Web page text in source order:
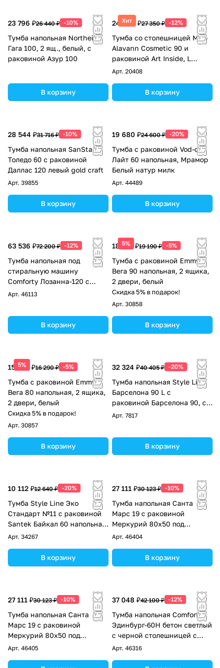
23 796 ₽26 440 ₽ -10%
Тумба напольная Northeis
Гага 100, 2 ящ., белый, с
раковиной Азур 100
В корзину
Хит
24 068 ₽27 350 ₽ -12%
Тумба со столешницей Мдф
Alavann Cosmetic 90 и
раковиной Art Inside, L
левая, корзина, под
Арт. 20408
В корзину
28 544 ₽31 716 ₽ -10%
Тумба напольная SanStar
Толедо 60 с раковиной
Даллас 120 левый gold craft
Арт. 39855
В корзину
19 680 ₽24 600 ₽ -20%
Тумба с раковиной Vod-ok
Лайт 60 напольная, Мрамор
Белый натур милк
Арт. 44489
В корзину
63 536 ₽72 200 ₽ -12%
Тумба напольная под
стиральную машину
Comforty Лозанна-120 с
графитовой столешницей с
Арт. 46113
В корзину
5%
18 231 ₽19 190 ₽ -5%
Тумба с раковиной Emmy
Вега 90 напольная, 2 ящика,
2 двери, белый
Скидка 5% в подарок!
Арт. 30858
В корзину
5%
15 476 ₽16 290 ₽ -5%
Тумба с раковиной Emmy
Вега 80 напольная, 2 ящика,
2 двери, белый
Скидка 5% в подарок!
Арт. 30857
В корзину
32 324 ₽40 405 ₽ -20%
Тумба напольная Style Line
Барселона 90 L с
раковиной Барселона 90, с
корзиной, белая
Арт. 7817
В корзину
10 112 ₽12 640 ₽ -20%
Тумба Style Line Эко
Стандарт №11 с раковиной
Santek Байкал 60 напольная,
белая
Арт. 34267
В корзину
27 111 ₽30 123 ₽ -10%
Тумба напольная Санта
Марс 19 с раковиной
Меркурий 80х50 под
стиральную машину левая,
Арт. 46404
В корзину
27 111 ₽30 123 ₽ -10%
Тумба напольная Санта
Марс 19 с раковиной
Меркурий 80х50 под
стиральную машину правая,
Арт. 46405
37 048 ₽42 100 ₽ -12%
Тумба напольная Comforty
Эдинбург-60Н бетон светлый
с черной столешницей с
раковиной Comforty 9055RA-
Арт. 46316